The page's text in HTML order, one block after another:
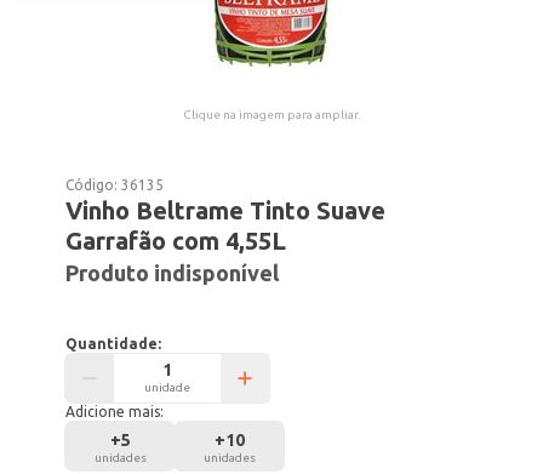
Clique na imagem para ampliar.
Código:36135
Vinho Beltrame Tinto Suave
Garrafão com 4,55L
Produto indisponível
Quantidade:
unidade
Adicione mais:
+5
unidades
+10
unidades